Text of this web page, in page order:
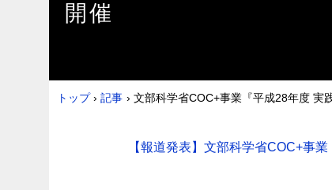
開催
トップ › 記事 › 文部科学省COC+事業『平成28年度 実
【報道発表】文部科学省COC+事